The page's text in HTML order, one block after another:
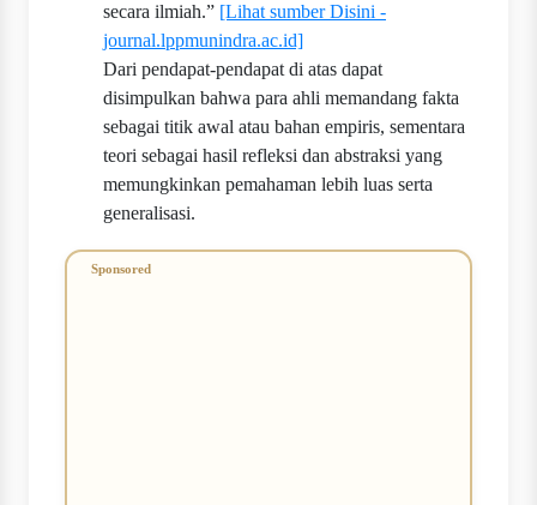
secara ilmiah.” [Lihat sumber Disini -
journal.lppmunindra.ac.id]
Dari pendapat-pendapat di atas dapat
disimpulkan bahwa para ahli memandang fakta
sebagai titik awal atau bahan empiris, sementara
teori sebagai hasil refleksi dan abstraksi yang
memungkinkan pemahaman lebih luas serta
generalisasi.